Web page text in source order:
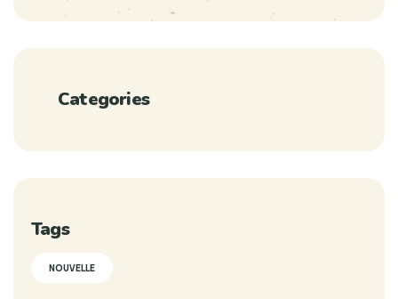
Categories
Tags
NOUVELLE